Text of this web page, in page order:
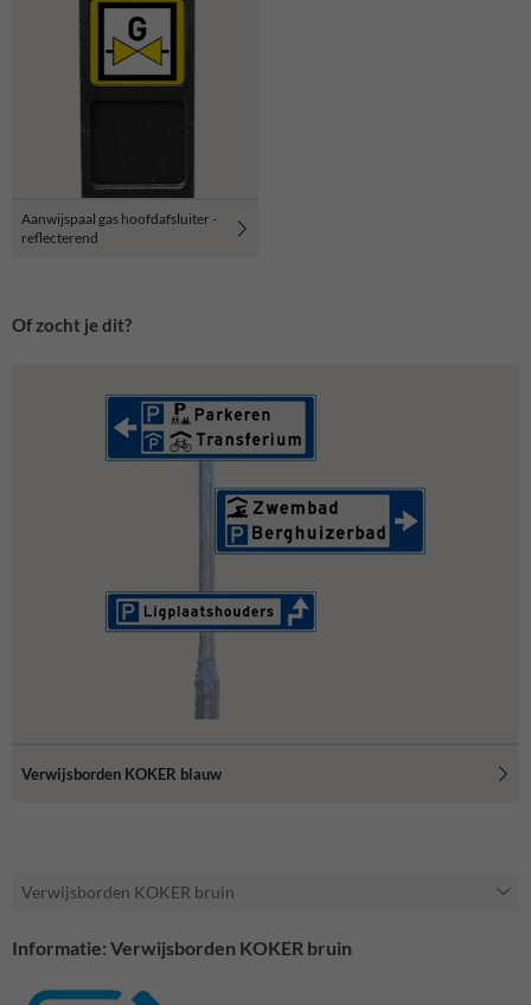
Aanwijspaal gas hoofdafsluiter -
reflecterend
Of zocht je dit?
Verwijsborden KOKER blauw
Verwijsborden KOKER bruin
Informatie: Verwijsborden KOKER bruin